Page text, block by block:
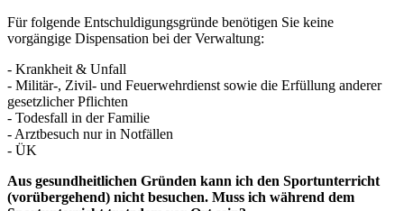
Für folgende Entschuldigungsgründe benötigen Sie keine
vorgängige Dispensation bei der Verwaltung:
- Krankheit & Unfall
- Militär-, Zivil- und Feuerwehrdienst sowie die Erfüllung anderer
gesetzlicher Pflichten
- Todesfall in der Familie
- Arztbesuch nur in Notfällen
- ÜK
Aus gesundheitlichen Gründen kann ich den Sportunterricht
(vorübergehend) nicht besuchen. Muss ich während dem